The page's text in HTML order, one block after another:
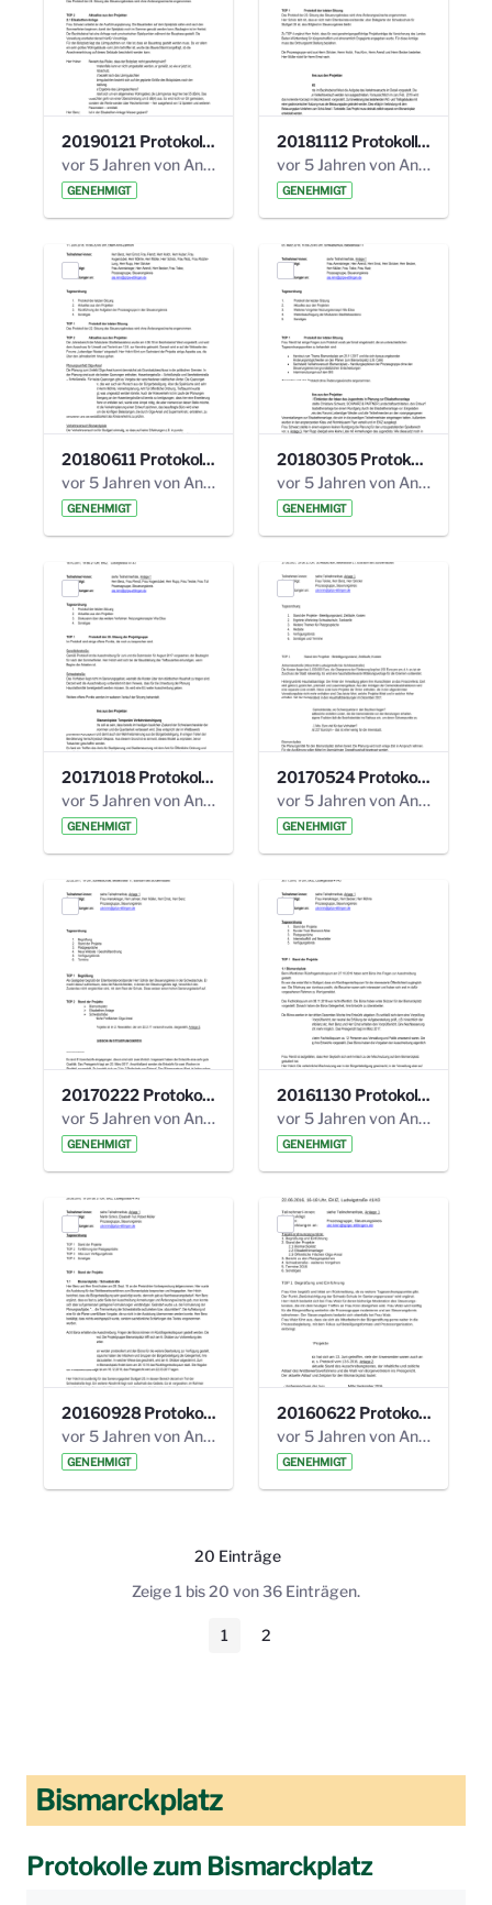
20190121 Protokoll 25. Steuerungskreis.pdf
vor 5 Jahren von Anni Schlumberger
GENEHMIGT
20181112 Protokoll 24. Steuerungskreis.pdf
vor 5 Jahren von Anni Schlumberger
GENEHMIGT
20180611 Protokoll 23. Steuerungskreis.pdf
vor 5 Jahren von Anni Schlumberger
GENEHMIGT
20180305 Protokoll 22. Steuerungskreis.pdf
vor 5 Jahren von Anni Schlumberger
GENEHMIGT
20171018 Protokoll 21. Steuerungskreis.pdf
vor 5 Jahren von Anni Schlumberger
GENEHMIGT
20170524 Protokoll 20. Steuerungskreis.pdf
vor 5 Jahren von Anni Schlumberger
GENEHMIGT
20170222 Protokoll 19. Steuerungskreis.pdf
vor 5 Jahren von Anni Schlumberger
GENEHMIGT
20161130 Protokoll 18. Steuerungskreis.pdf
vor 5 Jahren von Anni Schlumberger
GENEHMIGT
20160928 Protokoll 17. Steuerungskreis.pdf
vor 5 Jahren von Anni Schlumberger
GENEHMIGT
20160622 Protokoll 16. Steuerungskreis.pdf
vor 5 Jahren von Anni Schlumberger
GENEHMIGT
20 Einträge
Pro Seite
Zeige 1 bis 20 von 36 Einträgen.
Seite
1 Seite
2
Bismarckplatz
Protokolle zum Bismarckplatz